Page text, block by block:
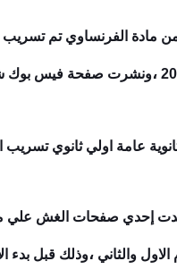
من مادة الفرنساوي تم
،ونشرت صفحة فيس بوك
عامة اولي ثانوي تسريب
إحدي صفحات الغش علي
ثاني ،وذلك قبل بدء